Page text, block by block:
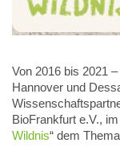
Von 2016 bis 2021
Hannover und
BioFrankfurt e.V.,
Wildnis“ dem